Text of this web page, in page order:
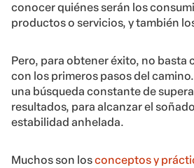
conocer quiénes serán los
productos o servicios, y también
Pero, para obtener éxito, no basta
con los primeros pasos del
una búsqueda constante de
resultados, para alcanzar el
estabilidad anhelada.
Muchos son losconceptos y